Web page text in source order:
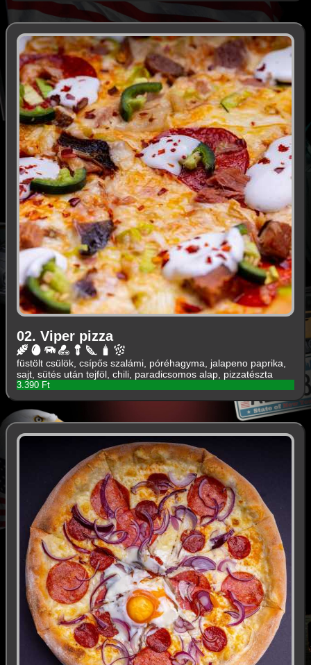
02. Viper pizza
füstölt csülök, csípős szalámi, póréhagyma, jalapeno paprika,
sajt, sütés után tejföl, chili, paradicsomos alap, pizzatészta
3.390 Ft